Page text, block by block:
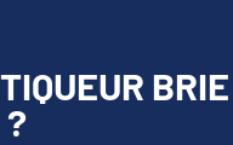
BRIE